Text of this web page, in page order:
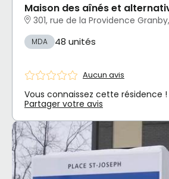
Maison des aînés et
301, rue de la Providence
MDA 48 unités
Aucun avis
Vous connaissez cette résidence !
Partager votre avis